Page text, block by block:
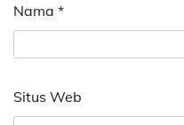
Nama *
Situs Web